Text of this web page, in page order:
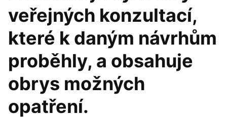
veřejných konzultací,
které k daným návrhům
proběhly, a obsahuje
obrys možných
opatření.